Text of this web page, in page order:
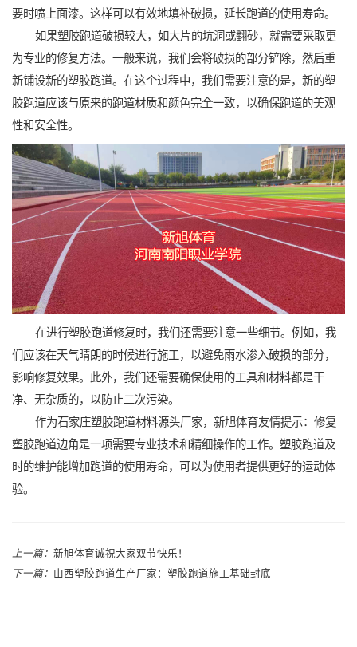
要时喷上面漆。这样可以有效地填补破损，延长跑道的使用寿命。
如果塑胶跑道破损较大，如大片的坑洞或翻砂，就需要采取更
为专业的修复方法。一般来说，我们会将破损的部分铲除，然后重
新铺设新的塑胶跑道。在这个过程中，我们需要注意的是，新的塑
胶跑道应该与原来的跑道材质和颜色完全一致，以确保跑道的美观
性和安全性。
在进行塑胶跑道修复时，我们还需要注意一些细节。例如，我
们应该在天气晴朗的时候进行施工，以避免雨水渗入破损的部分，
影响修复效果。此外，我们还需要确保使用的工具和材料都是干
净、无杂质的，以防止二次污染。
作为石家庄塑胶跑道材料源头厂家，新旭体育友情提示：修复
塑胶跑道边角是一项需要专业技术和精细操作的工作。塑胶跑道及
时的维护能增加跑道的使用寿命，可以为使用者提供更好的运动体
验。
上一篇： 新旭体育诚祝大家双节快乐！
下一篇： 山西塑胶跑道生产厂家：塑胶跑道施工基础封底